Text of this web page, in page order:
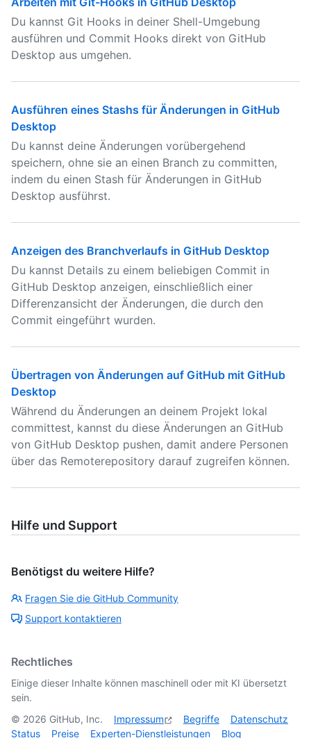
Du kannst Git Hooks in deiner Shell-Umgebung
ausführen und Commit Hooks direkt von GitHub
Desktop aus umgehen.
Ausführen eines Stashs für Änderungen in GitHub
Desktop
Du kannst deine Änderungen vorübergehend
speichern, ohne sie an einen Branch zu committen,
indem du einen Stash für Änderungen in GitHub
Desktop ausführst.
Anzeigen des Branchverlaufs in GitHub Desktop
Du kannst Details zu einem beliebigen Commit in
GitHub Desktop anzeigen, einschließlich einer
Differenzansicht der Änderungen, die durch den
Commit eingeführt wurden.
Übertragen von Änderungen auf GitHub mit GitHub
Desktop
Während du Änderungen an deinem Projekt lokal
committest, kannst du diese Änderungen an GitHub
von GitHub Desktop pushen, damit andere Personen
über das Remoterepository darauf zugreifen können.
Hilfe und Support
Benötigst du weitere Hilfe?
Fragen Sie die GitHub Community
Support kontaktieren
Rechtliches
Einige dieser Inhalte können maschinell oder mit KI übersetzt
sein.
© 2026 GitHub, Inc. Impressum Begriffe
Datenschutz
Status
Preise Experten-Dienstleistungen Blog